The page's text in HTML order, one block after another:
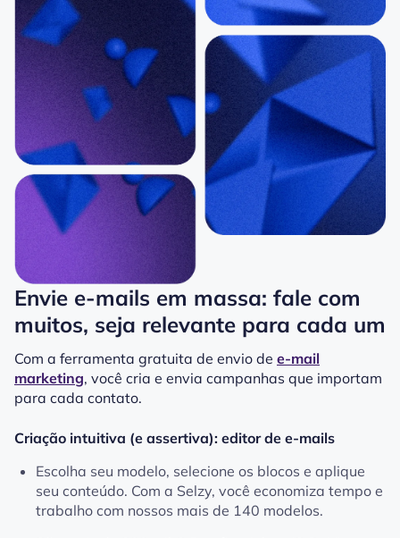
Envie e-mails em massa: fale com
muitos, seja relevante para cada um
Com a ferramenta gratuita de envio de e-mail
marketing, você cria e envia campanhas que importam
para cada contato.
Criação intuitiva (e assertiva): editor de e-mails
Escolha seu modelo, selecione os blocos e aplique
seu conteúdo. Com a Selzy, você economiza tempo e
trabalho com nossos mais de 140 modelos.